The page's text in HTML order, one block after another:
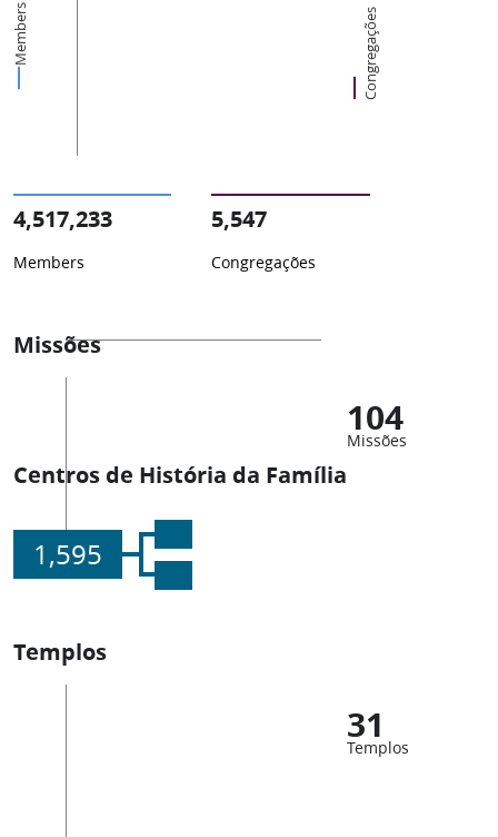
Members Congregações
4,517,233
Members
5,547
Congregações
Missões
104
Missões
Centros de História da Família
1,595
Templos
31
Templos